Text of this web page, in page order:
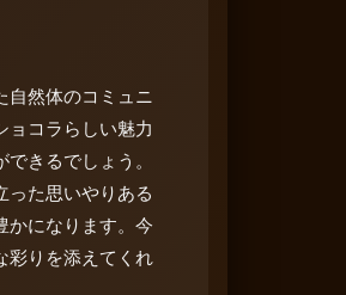
自然体のコミュニ
ョコラらしい魅力
きるでしょう。
った思いやりある
かになります。今
彩りを添えてくれ